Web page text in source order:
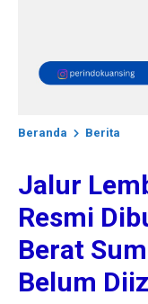
Beranda Berita
Jalur
Resmi
Berat
Belum